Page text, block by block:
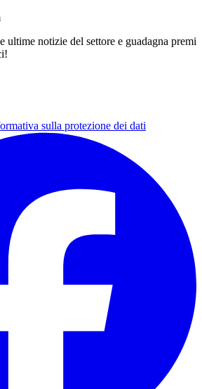
ultime notizie del settore e guadagna premi
sulla protezione dei dati